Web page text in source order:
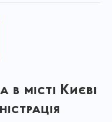
в місті Києві